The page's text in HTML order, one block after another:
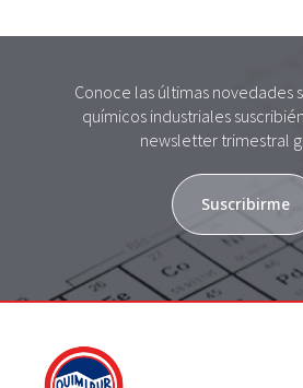
Conoce las últimas novedades
químicos industriales
newsletter trimestral
Suscribirme